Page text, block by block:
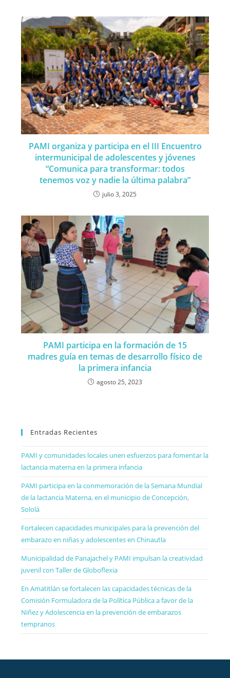
PAMI organiza y participa en el III Encuentro
intermunicipal de adolescentes y jóvenes
“Comunica para transformar: todos
tenemos voz y nadie la última palabra”
julio 3, 2025
PAMI participa en la formación de 15
madres guía en temas de desarrollo físico de
la primera infancia
agosto 25, 2023
Entradas Recientes
PAMI y comunidades locales unen esfuerzos para fomentar la
lactancia materna en la primera infancia
PAMI participa en la conmemoración de la Semana Mundial
de la lactancia Materna, en el municipio de Concepción,
Sololá
Fortalecen capacidades municipales para la prevención del
embarazo en niñas y adolescentes en Chinautla
Municipalidad de Panajachel y PAMI impulsan la creatividad
juvenil con Taller de Globoflexia
En Amatitlán se fortalecen las capacidades técnicas de la
Comisión Formuladora de la Política Pública a favor de la
Niñez y Adolescencia en la prevención de embarazos
tempranos